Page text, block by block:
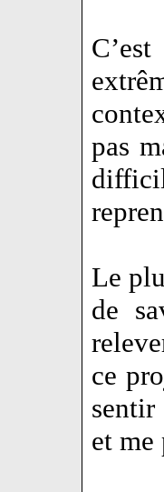
pas
Le
de
ce
sentir
et me